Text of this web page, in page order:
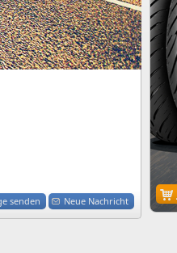
senden Neue Nachricht